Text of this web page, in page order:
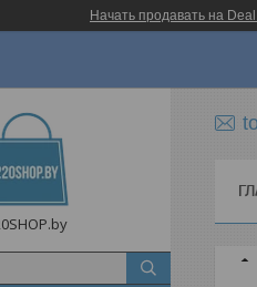
Начать продавать на